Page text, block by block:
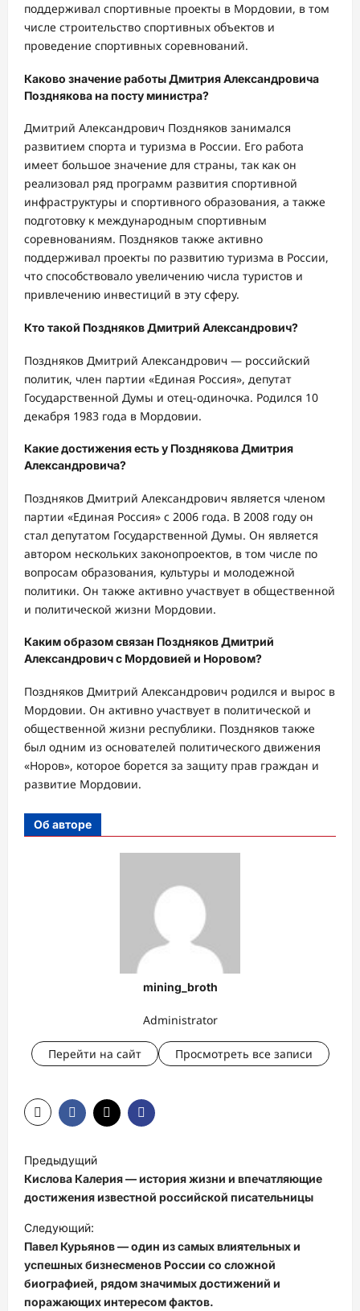
поддерживал спортивные проекты в Мордовии, в том
числе строительство спортивных объектов и
проведение спортивных соревнований.
Каково значение работы Дмитрия Александровича
Позднякова на посту министра?
Дмитрий Александрович Поздняков занимался
развитием спорта и туризма в России. Его работа
имеет большое значение для страны, так как он
реализовал ряд программ развития спортивной
инфраструктуры и спортивного образования, а также
подготовку к международным спортивным
соревнованиям. Поздняков также активно
поддерживал проекты по развитию туризма в России,
что способствовало увеличению числа туристов и
привлечению инвестиций в эту сферу.
Кто такой Поздняков Дмитрий Александрович?
Поздняков Дмитрий Александрович — российский
политик, член партии «Единая Россия», депутат
Государственной Думы и отец-одиночка. Родился 10
декабря 1983 года в Мордовии.
Какие достижения есть у Позднякова Дмитрия
Александровича?
Поздняков Дмитрий Александрович является членом
партии «Единая Россия» с 2006 года. В 2008 году он
стал депутатом Государственной Думы. Он является
автором нескольких законопроектов, в том числе по
вопросам образования, культуры и молодежной
политики. Он также активно участвует в общественной
и политической жизни Мордовии.
Каким образом связан Поздняков Дмитрий
Александрович с Мордовией и Норовом?
Поздняков Дмитрий Александрович родился и вырос в
Мордовии. Он активно участвует в политической и
общественной жизни республики. Поздняков также
был одним из основателей политического движения
«Норов», которое борется за защиту прав граждан и
развитие Мордовии.
Об авторе
mining_broth
Administrator
Перейти на сайт Просмотреть все записи
а
в
и
г
а
ц
Предыдущий
Кислова Калерия — история жизни и впечатляющие
достижения известной российской писательницы
Следующий:
Павел Курьянов — один из самых влиятельных и
успешных бизнесменов России со сложной
биографией, рядом значимых достижений и
поражающих интересом фактов.